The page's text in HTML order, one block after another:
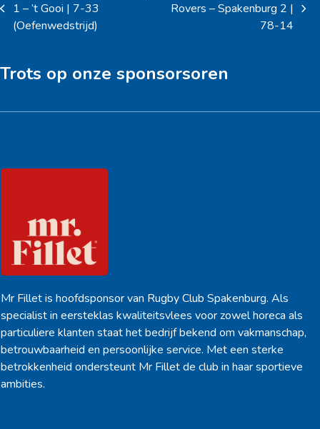
previous
post:
1 – ’t Gooi | 7-33
(Oefenwedstrijd)
next
Rovers – Spakenburg 2 |
78-14
Trots op onze sponsorsoren
Mr Fillet is hoofdsponsor van Rugby Club Spakenburg. Als
specialist in eersteklas kwaliteitsvlees voor zowel horeca als
particuliere klanten staat het bedrijf bekend om vakmanschap,
betrouwbaarheid en persoonlijke service. Met een sterke
betrokkenheid ondersteunt Mr Fillet de club in haar sportieve
ambities.